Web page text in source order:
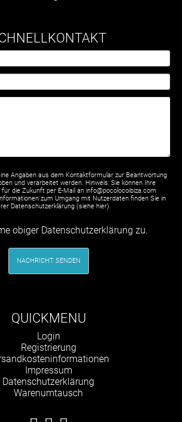
Angaben aus dem Kontaktformular zur Beantwortung
und verarbeitet werden. Hinweis: Sie können Ihre
für die Zukunft per E-Mail an info@pocolocoibiza.com
zum Umgang mit Nutzerdaten finden Sie in
Datenschutzerklärung (siehe hier).
obiger Datenschutzerklärung zu.
NACHRICHT SENDEN
QUICKMENU
Navigation
überspringen
Login
Registrierung
Impressum
Datenschutzerklärung
Warenumtausch